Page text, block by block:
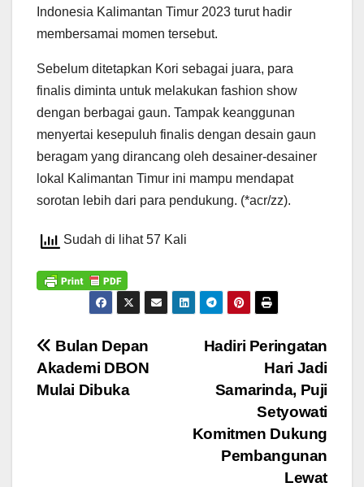
Indonesia Kalimantan Timur 2023 turut hadir
membersamai momen tersebut.
Sebelum ditetapkan Kori sebagai juara, para
finalis diminta untuk melakukan fashion show
dengan berbagai gaun. Tampak keanggunan
menyertai kesepuluh finalis dengan desain gaun
beragam yang dirancang oleh desainer-desainer
lokal Kalimantan Timur ini mampu mendapat
sorotan lebih dari para pendukung. (*acr/zz).
Sudah di lihat 57 Kali
Navigasi
pos
Hadiri Peringatan
Hari Jadi
Samarinda, Puji
Setyowati
Komitmen Dukung
Pembangunan
Lewat
Bulan Depan
Akademi DBON
Mulai Dibuka